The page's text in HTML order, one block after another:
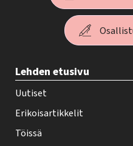
e
h
y
-
Lehden etusivu
Uutiset
Erikoisartikkelit
Töissä